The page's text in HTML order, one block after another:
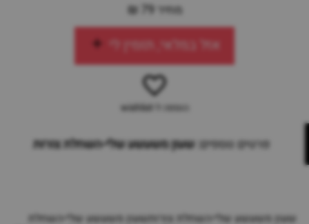
מחיר 79 ₪
אזל במלאי, תזמין לי
הוספה ל-wishlist
פרטים נוספים:שעון משעשע שלי-השחלת צורות
שעון משעשע שלי-השחלת צורותשעון משעשע שלי-השחלת